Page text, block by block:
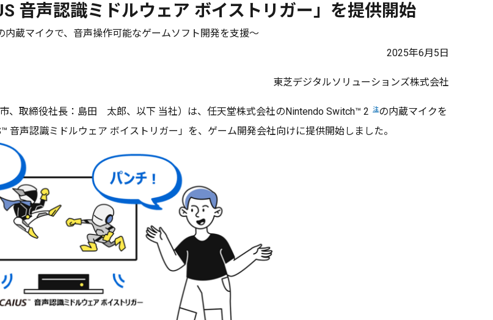
音声認識ミドルウェア ボイストリガー」を提供開始
内蔵マイクで、音声操作可能なゲームソフト開発を支援～
2025年6月5日
東芝デジタルソリューションズ株式会社
、取締役社長：島田 太郎、以下 当社）は、任天堂株式会社のNintendo Switch™ 2 注の内蔵マイクを
音声認識ミドルウェア ボイストリガー」を、ゲーム開発会社向けに提供開始しました。